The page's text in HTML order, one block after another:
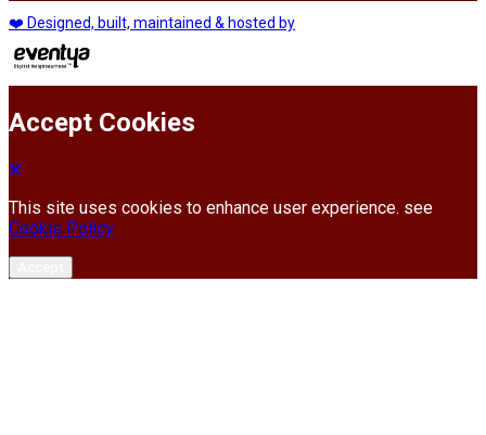
❤️ Designed, built, maintained & hosted by
Accept Cookies
This site uses cookies to enhance user experience. see
Cookie Policy